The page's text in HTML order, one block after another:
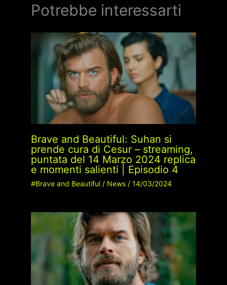
Potrebbe interessarti
Brave and Beautiful: Suhan si
prende cura di Cesur – streaming,
puntata del 14 Marzo 2024 replica
e momenti salienti | Episodio 4
#Brave and Beautiful/ News/ 14/03/2024